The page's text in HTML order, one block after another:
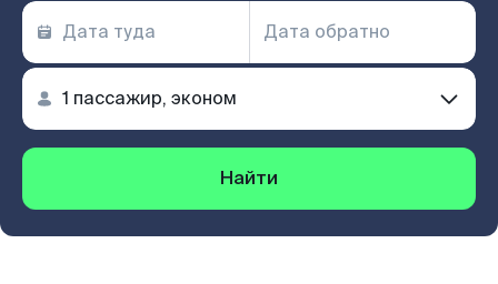
Найти